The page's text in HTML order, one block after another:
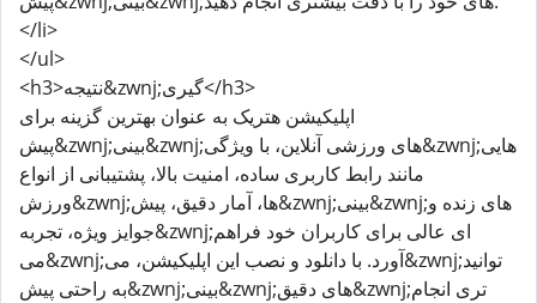
</li>
</ul>
<h3>نتیجه&zwnj;گیری</h3>
اپلیکیشن هتریک به عنوان بهترین گزینه برای
پیش&zwnj;بینی&zwnj;های ورزشی آنلاین، با ویژگی&zwnj;هایی
مانند رابط کاربری ساده، امنیت بالا، پشتیبانی از انواع
ورزش&zwnj;ها، آمار دقیق، پیش&zwnj;بینی&zwnj;های زنده و
جوایز ویژه، تجربه&zwnj;ای عالی برای کاربران خود فراهم
می&zwnj;آورد. با دانلود و نصب این اپلیکیشن، می&zwnj;توانید
به راحتی پیش&zwnj;بینی&zwnj;های دقیق&zwnj;تری انجام